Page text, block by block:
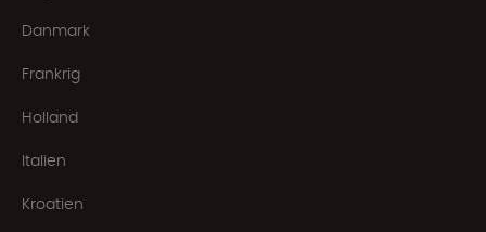
Danmark
Frankrig
Holland
Italien
Kroatien